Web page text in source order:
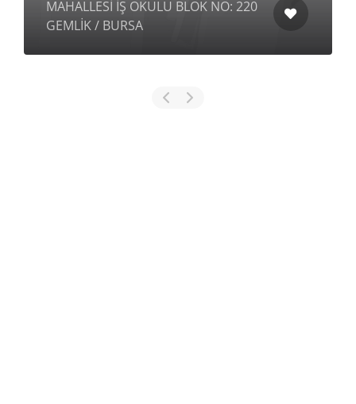
MAHALLESİ İŞ OKULU BLOK NO: 220
GEMLİK / BURSA